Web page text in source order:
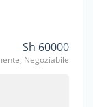
Sh 60000
Negoziabile